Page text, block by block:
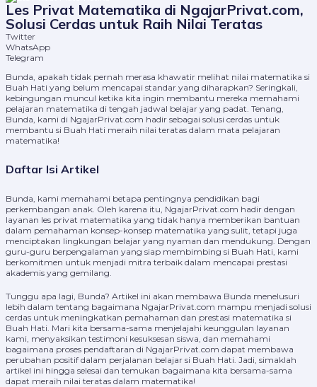
Les Privat Matematika di NgajarPrivat.com,
Solusi Cerdas untuk Raih Nilai Teratas
Twitter
WhatsApp
Telegram
Bunda, apakah tidak pernah merasa khawatir melihat nilai matematika si
Buah Hati yang belum mencapai standar yang diharapkan? Seringkali,
kebingungan muncul ketika kita ingin membantu mereka memahami
pelajaran matematika di tengah jadwal belajar yang padat. Tenang,
Bunda, kami di NgajarPrivat.com hadir sebagai solusi cerdas untuk
membantu si Buah Hati meraih nilai teratas dalam mata pelajaran
matematika!
Daftar Isi Artikel
Bunda, kami memahami betapa pentingnya pendidikan bagi
perkembangan anak. Oleh karena itu, NgajarPrivat.com hadir dengan
layanan les privat matematika yang tidak hanya memberikan bantuan
dalam pemahaman konsep-konsep matematika yang sulit, tetapi juga
menciptakan lingkungan belajar yang nyaman dan mendukung. Dengan
guru-guru berpengalaman yang siap membimbing si Buah Hati, kami
berkomitmen untuk menjadi mitra terbaik dalam mencapai prestasi
akademis yang gemilang.
Tunggu apa lagi, Bunda? Artikel ini akan membawa Bunda menelusuri
lebih dalam tentang bagaimana NgajarPrivat.com mampu menjadi solusi
cerdas untuk meningkatkan pemahaman dan prestasi matematika si
Buah Hati. Mari kita bersama-sama menjelajahi keunggulan layanan
kami, menyaksikan testimoni kesuksesan siswa, dan memahami
bagaimana proses pendaftaran di NgajarPrivat.com dapat membawa
perubahan positif dalam perjalanan belajar si Buah Hati. Jadi, simaklah
artikel ini hingga selesai dan temukan bagaimana kita bersama-sama
dapat meraih nilai teratas dalam matematika!